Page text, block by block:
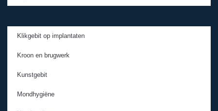
Klikgebit op implantaten
Kroon en brugwerk
Kunstgebit
Mondhygiëne